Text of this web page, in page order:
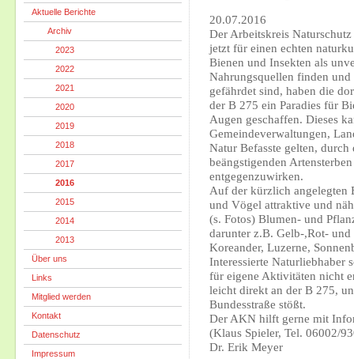
Aktuelle Berichte
Archiv
2023
2022
2021
2020
2019
2018
2017
2016
2015
2014
2013
Über uns
Links
Mitglied werden
Kontakt
Datenschutz
Impressum
20.07.2016
Der Arbeitskreis
jetzt für einen echten
Bienen und Insekten als
Nahrungsquellen finden
gefährdet sind, haben die
der B 275 ein Paradies für
Augen geschaffen. Dieses
Gemeindeverwaltungen,
Natur Befasste gelten,
beängstigenden
entgegenzuwirken.
Auf der kürzlich angelegten
und Vögel attraktive und
(s. Fotos) Blumen- und
darunter z.B. Gelb-,Rot-
Koreander, Luzerne,
Interessierte Naturliebhaber
für eigene Aktivitäten nicht
leicht direkt an der B 275,
Bundesstraße stößt.
Der AKN hilft gerne mit
(Klaus Spieler, Tel. 06002/
Dr. Erik Meyer